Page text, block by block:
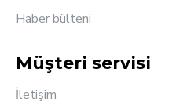
Haber bülteni
Müşteri servisi
İletişim